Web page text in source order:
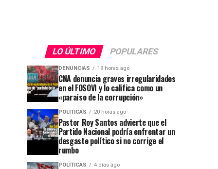
LO ÚLTIMO POPULARES
DENUNCIAS 19 horas ago
CNA denuncia graves irregularidades
en el FOSOVI y lo califica como un
«paraíso de la corrupción»
POLÍTICAS 20 horas ago
Pastor Roy Santos advierte que el
Partido Nacional podría enfrentar un
desgaste político si no corrige el
rumbo
POLÍTICAS 4 días ago